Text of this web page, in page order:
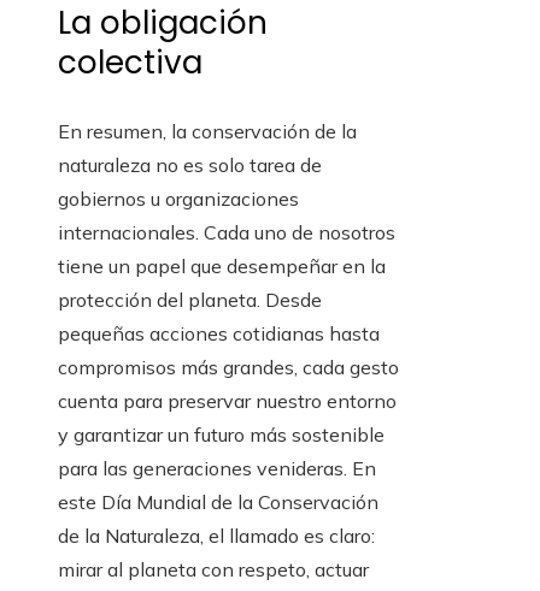
La obligación
colectiva
En resumen, la conservación de la
naturaleza no es solo tarea de
gobiernos u organizaciones
internacionales. Cada uno de nosotros
tiene un papel que desempeñar en la
protección del planeta. Desde
pequeñas acciones cotidianas hasta
compromisos más grandes, cada gesto
cuenta para preservar nuestro entorno
y garantizar un futuro más sostenible
para las generaciones venideras. En
este Día Mundial de la Conservación
de la Naturaleza, el llamado es claro:
mirar al planeta con respeto, actuar